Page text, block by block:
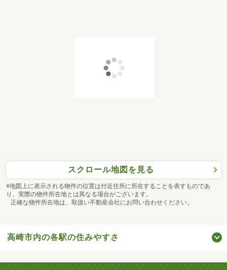
スクロール地図を見る
※地図上に表示される物件の位置は付近住所に所在することを表すものであ
り、実際の物件所在地とは異なる場合がございます。
正確な物件所在地は、取扱い不動産会社にお問い合わせください。
高崎市内の各駅の住みやすさ